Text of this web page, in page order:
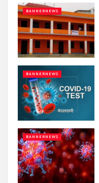
BANNERNEWS
BANNERNEWS
BANNERNEWS